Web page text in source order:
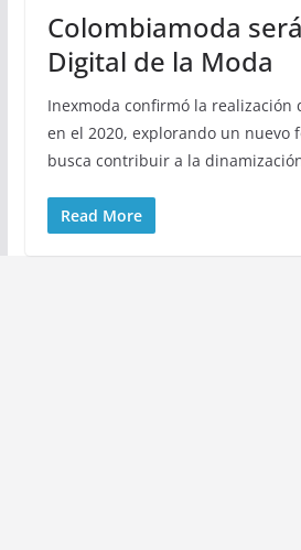
Colombiamoda
Digital de la Moda
Inexmoda confirmó la realización
en el 2020, explorando un nuevo
busca contribuir a la
Read More